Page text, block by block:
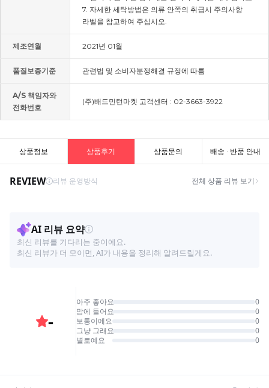
7. 자세한 세탁방법은 의류 안쪽의 취급시 주의사항
라벨을 참고하여 주십시오.
제조연월 2021년 01월
품질보증기준 관련법 및 소비자분쟁해결 규정에 따름
A/S 책임자와
전화번호
(주)배드민턴마켓 고객센터 : 02-3663-3922
상품정보 상품후기 상품문의 배송 · 반품 안내